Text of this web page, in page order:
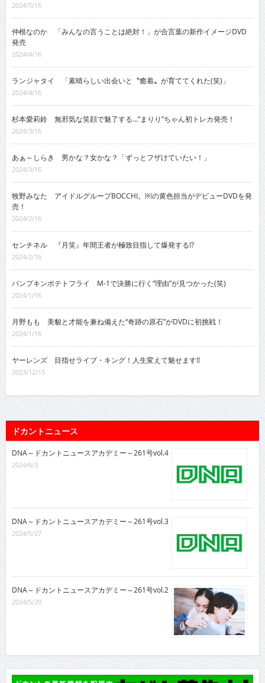
2024/5/16
仲根なのか 「みんなの言うことは絶対！」が合言葉の新作イメージDVD
発売
2024/4/16
ランジャタイ 「素晴らしい出会いと〝癒着〟が育ててくれた(笑)」
2024/4/16
杉本愛莉鈴 無邪気な笑顔で魅了する…“まりり”ちゃん初トレカ発売！
2024/3/16
あぁ～しらき 男かな？女かな？「ずっとフザけていたい！」
2024/3/16
牧野みなた アイドルグループBOCCHI。￼の黄色担当がデビューDVDを発
売！
2024/2/16
センチネル 『月笑』年間王者が極致目指して爆発する!?
2024/2/16
パンプキンポテトフライ M-1で決勝に行く“理由”が見つかった(笑)
2024/1/16
月野もも 美貌と才能を兼ね備えた“奇跡の原石”がDVDに初挑戦！
2024/1/16
ヤーレンズ 目指せライブ・キング！人生変えて魅せます!!
2023/12/15
ドカントニュース
DNA～ドカントニュースアカデミー～261号vol.4
2024/6/3
DNA～ドカントニュースアカデミー～261号vol.3
2024/5/27
DNA～ドカントニュースアカデミー～261号vol.2
2024/5/20